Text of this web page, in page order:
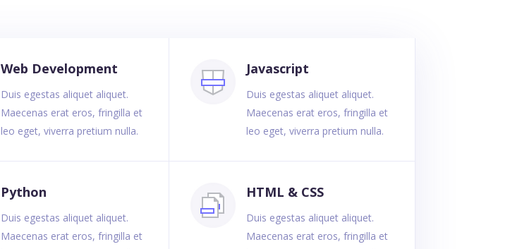
Web Development
Duis egestas aliquet aliquet.
Maecenas erat eros, fringilla et
leo eget, viverra pretium nulla.
Python
Duis egestas aliquet aliquet.
Maecenas erat eros, fringilla et
Javascript
Duis egestas aliquet aliquet.
Maecenas erat eros, fringilla et
leo eget, viverra pretium nulla.
HTML & CSS
Duis egestas aliquet aliquet.
Maecenas erat eros, fringilla et